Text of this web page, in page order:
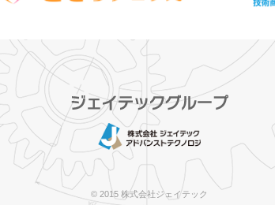
© 2015 株式会社ジェイテック